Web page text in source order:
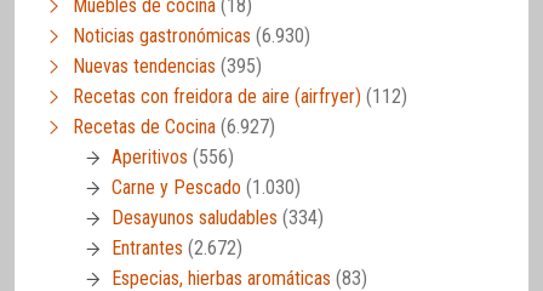
Muebles de cocina (18)
Noticias gastronómicas (6.930)
Nuevas tendencias (395)
Recetas con freidora de aire (airfryer) (112)
Recetas de Cocina (6.927)
Aperitivos (556)
Carne y Pescado (1.030)
Desayunos saludables (334)
Entrantes (2.672)
Especias, hierbas aromáticas (83)